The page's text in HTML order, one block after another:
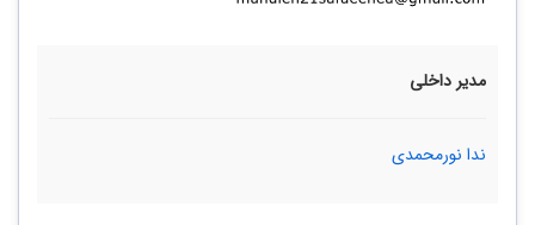
مدیر داخلی
ندا نورمحمدی